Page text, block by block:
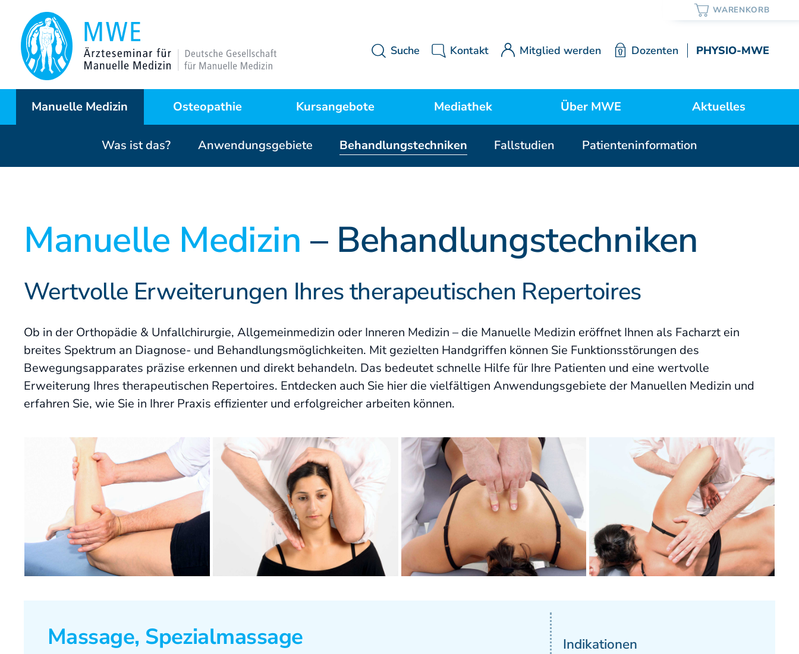
Suche Kontakt Mitglied werden Dozenten PHYSIO-MWE
Manuelle Medizin
Behandlungstechniken
Fallstudien
Patienteninformation
Osteopathie
Warum Osteopathie?
Curriculum
Partner der DAAO
Kursangebote
Kurse Manuelle Medizin
Kurse Manuelle Therapie
Sonderkurse
Lehrstätten
Dozenten
Mediathek
MWE Aktuell
Videos
Literatur
Über MWE
Portrait / Lehre / Geschichte
Mitgliedschaft
Satzung
Aktuelles
Was ist das? Anwendungsgebiete Behandlungstechniken Fallstudien Patienteninformation
Manuelle Medizin – Behandlungstechniken
Wertvolle Erweiterungen Ihres therapeutischen Repertoires
Ob in der Orthopädie & Unfallchirurgie, Allgemeinmedizin oder Inneren Medizin – die Manuelle Medizin eröffnet Ihnen als Facharzt ein
breites Spektrum an Diagnose- und Behandlungsmöglichkeiten. Mit gezielten Handgriffen können Sie Funktionsstörungen des
Bewegungsapparates präzise erkennen und direkt behandeln. Das bedeutet schnelle Hilfe für Ihre Patienten und eine wertvolle
Erweiterung Ihres therapeutischen Repertoires. Entdecken auch Sie hier die vielfältigen Anwendungsgebiete der Manuellen Medizin und
erfahren Sie, wie Sie in Ihrer Praxis effizienter und erfolgreicher arbeiten können.
Massage, Spezialmassage Indikationen